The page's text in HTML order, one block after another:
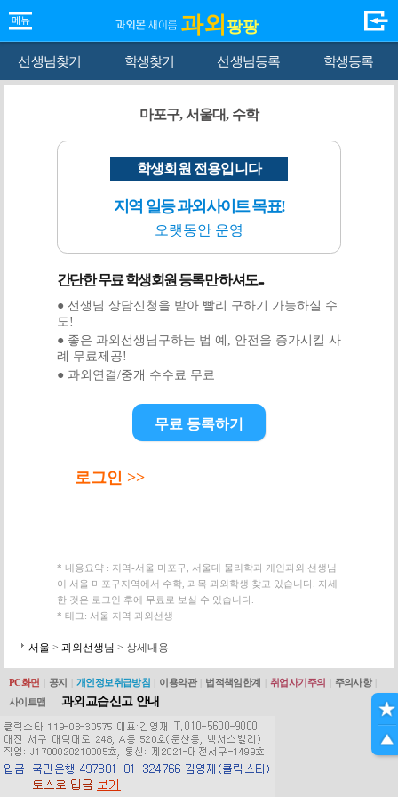
과외 팡팡
선생님찾기 학생찾기 선생님등록 학생등록
마포구, 서울대, 수학
학생회원 전용입니다
지역 일등 과외사이트 목표!
오랫동안 운영
간단한 무료 학생회원 등록만 하셔도...
● 선생님 상담신청을 받아 빨리 구하기 가능하실 수
도!
● 좋은 과외선생님구하는 법 예, 안전을 증가시킬 사
례 무료제공!
● 과외연결/중개 수수료 무료
무료 등록하기
로그인 >>
* 내용요약 : 지역-서울 마포구, 서울대 물리학과 개인과외 선생님
이 서울 마포구지역에서 수학, 과목 과외학생 찾고 있습니다. 자세
한 것은 로그인 후에 무료로 보실 수 있습니다.
* 태그: 서울 지역 과외선생
서울 > 과외선생님 > 상세내용
PC화면 공지 개인정보취급방침 이용약관 법적책임한계 취업사기주의 주의사항
사이트맵
과외교습신고 안내